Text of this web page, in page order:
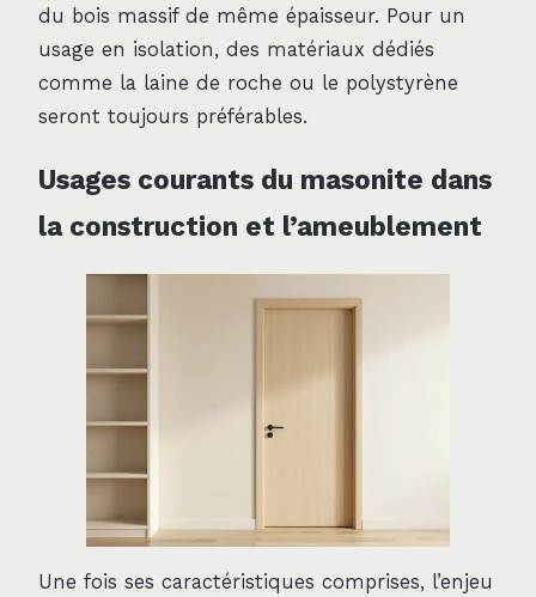
du bois massif de même épaisseur. Pour un
usage en isolation, des matériaux dédiés
comme la laine de roche ou le polystyrène
seront toujours préférables.
Usages courants du masonite dans
la construction et l’ameublement
Une fois ses caractéristiques comprises, l’enjeu